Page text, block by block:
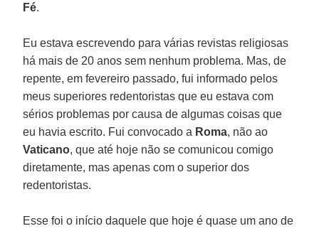
Fé.
Eu estava escrevendo para várias revistas religiosas
há mais de 20 anos sem nenhum problema. Mas, de
repente, em fevereiro passado, fui informado pelos
meus superiores redentoristas que eu estava com
sérios problemas por causa de algumas coisas que
eu havia escrito. Fui convocado a Roma, não ao
Vaticano, que até hoje não se comunicou comigo
diretamente, mas apenas com o superior dos
redentoristas.
Esse foi o início daquele que hoje é quase um ano de